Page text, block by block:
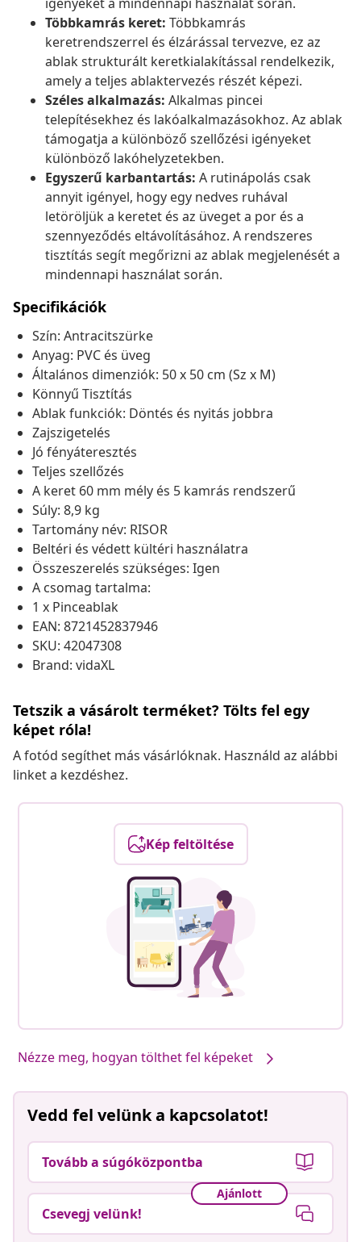
Többkamrás keret: Többkamrás
keretrendszerrel és élzárással tervezve, ez az
ablak strukturált keretkialakítással rendelkezik,
amely a teljes ablaktervezés részét képezi.
Széles alkalmazás: Alkalmas pincei
telepítésekhez és lakóalkalmazásokhoz. Az ablak
támogatja a különböző szellőzési igényeket
különböző lakóhelyzetekben.
Egyszerű karbantartás: A rutinápolás csak
annyit igényel, hogy egy nedves ruhával
letöröljük a keretet és az üveget a por és a
szennyeződés eltávolításához. A rendszeres
tisztítás segít megőrizni az ablak megjelenését a
mindennapi használat során.
Specifikációk
Szín: Antracitszürke
Anyag: PVC és üveg
Általános dimenziók: 50 x 50 cm (Sz x M)
Könnyű Tisztítás
Ablak funkciók: Döntés és nyitás jobbra
Zajszigetelés
Jó fényáteresztés
Teljes szellőzés
A keret 60 mm mély és 5 kamrás rendszerű
Súly: 8,9 kg
Tartomány név: RISOR
Beltéri és védett kültéri használatra
Összeszerelés szükséges: Igen
A csomag tartalma:
1 x Pinceablak
EAN: 8721452837946
SKU: 42047308
Brand: vidaXL
Tetszik a vásárolt terméket? Tölts fel egy
képet róla!
A fotód segíthet más vásárlóknak. Használd az alábbi
linket a kezdéshez.
Kép feltöltése
Nézze meg, hogyan tölthet fel képeket
Vedd fel velünk a kapcsolatot!
Tovább a súgóközpontba
Ajánlott
Csevegj velünk!